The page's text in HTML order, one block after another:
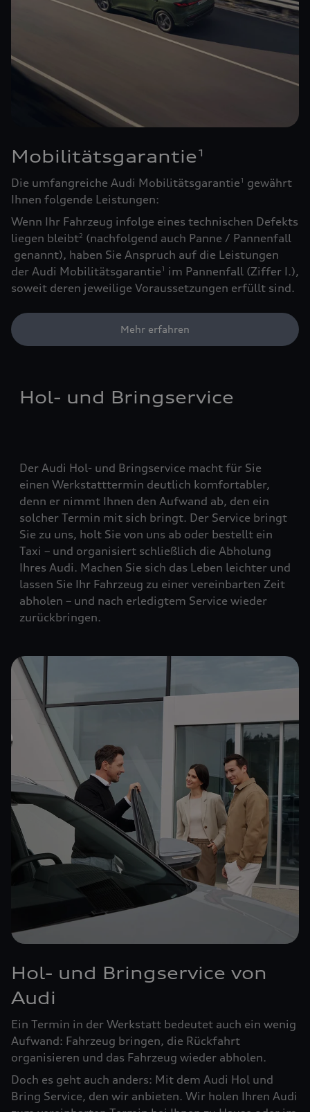
Mobilitätsgarantie1
Die umfangreiche Audi Mobilitätsgarantie1
gewährt
Ihnen folgende Leistungen:
Wenn Ihr Fahrzeug infolge eines technischen Defekts
liegen bleibt2 (nachfolgend auch Panne / Pannenfall
genannt), haben Sie Anspruch auf die Leistungen
der Audi Mobilitätsgarantie1
im Pannenfall (Ziffer I.),
soweit deren jeweilige Voraussetzungen erfüllt sind.
Mehr erfahren
Hol- und Bringservice
Der Audi Hol- und Bringservice macht für Sie
einen Werkstatttermin deutlich komfortabler,
denn er nimmt Ihnen den Aufwand ab, den ein
solcher Termin mit sich bringt. Der Service bringt
Sie zu uns, holt Sie von uns ab oder bestellt ein
Taxi – und organisiert schließlich die Abholung
Ihres Audi. Machen Sie sich das Leben leichter und
lassen Sie Ihr Fahrzeug zu einer vereinbarten Zeit
abholen – und nach erledigtem Service wieder
zurückbringen.
Hol- und Bringservice von
Audi
Ein Termin in der Werkstatt bedeutet auch ein wenig
Aufwand: Fahrzeug bringen, die Rückfahrt
organisieren und das Fahrzeug wieder abholen.
Doch es geht auch anders: Mit dem Audi Hol und
Bring Service, den wir anbieten. Wir holen Ihren Audi